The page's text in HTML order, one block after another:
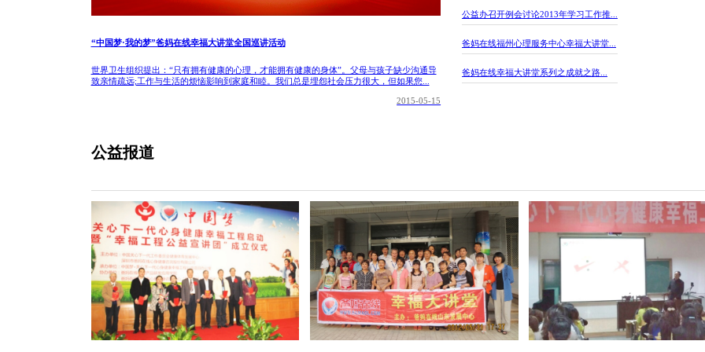
“中国梦·我的梦”爸妈在线幸福大讲堂全国巡讲活动
世界卫生组织提出：“只有拥有健康的心理，才能拥有健康的身体”。父母与孩子缺少沟通导
致亲情疏远;工作与生活的烦恼影响到家庭和睦。我们总是埋怨社会压力很大，但如果您...
2015-05-15
公益办召开例会讨论2013年学习工作推...
爸妈在线福州心理服务中心幸福大讲堂...
爸妈在线幸福大讲堂系列之成就之路...
公益报道